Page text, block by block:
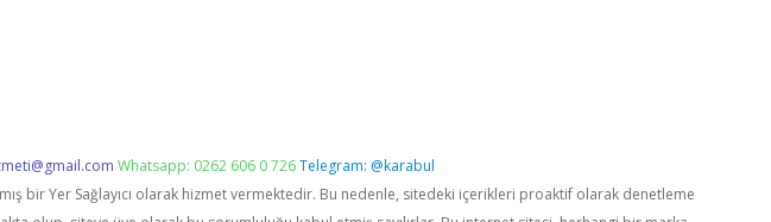
Whatsapp: 0262 606 0 726Telegram: @karabul
bir Yer Sağlayıcı olarak hizmet vermektedir. Bu nedenle, sitedeki içerikleri proaktif olarak denetleme